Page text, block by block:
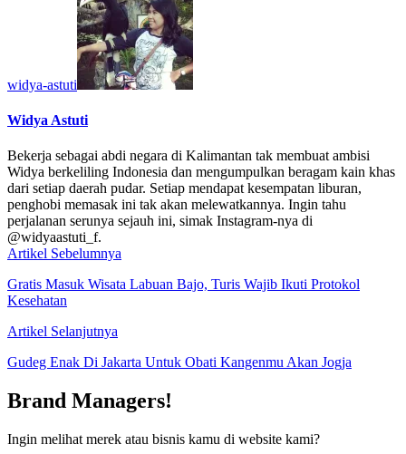
widya-astuti
Widya Astuti
Bekerja sebagai abdi negara di Kalimantan tak membuat ambisi
Widya berkeliling Indonesia dan mengumpulkan beragam kain khas
dari setiap daerah pudar. Setiap mendapat kesempatan liburan,
penghobi memasak ini tak akan melewatkannya. Ingin tahu
perjalanan serunya sejauh ini, simak Instagram-nya di
@widyaastuti_f.
Artikel Sebelumnya
Gratis Masuk Wisata Labuan Bajo, Turis Wajib Ikuti Protokol
Kesehatan
Artikel Selanjutnya
Gudeg Enak Di Jakarta Untuk Obati Kangenmu Akan Jogja
Brand Managers!
Ingin melihat merek atau bisnis kamu di website kami?